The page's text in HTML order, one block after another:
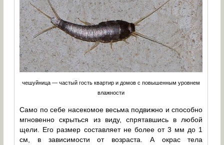
чешуйница — частый гость квартир и домов с повышенным уровнем
влажности
Само по себе насекомое весьма подвижно и способно
мгновенно скрыться из виду, спрятавшись в любой
щели. Его размер составляет не более от 3 мм до 1
см, в зависимости от возраста. А окрас тела